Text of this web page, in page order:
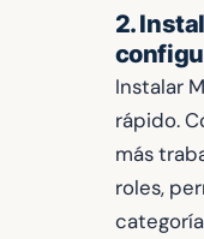
2.
Instalar
rápido.
más
roles,